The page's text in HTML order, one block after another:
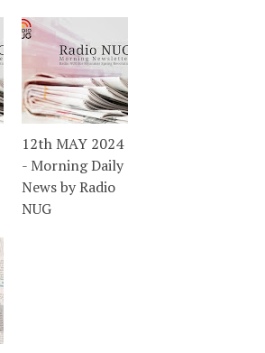
12th MAY 2024
- Morning Daily
News by Radio
NUG